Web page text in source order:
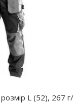
L (52), 267 г/